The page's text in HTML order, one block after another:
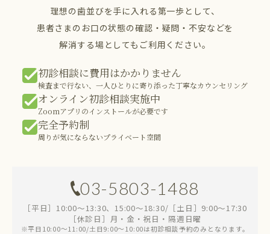
理想の歯並びを手に入れる第一歩として、
患者さまのお口の状態の確認・疑問・不安などを
解消する場としてもご利用ください。
初診相談に費用はかかりません
検査まで行ない、一人ひとりに寄り添った丁寧なカウンセリング
オンライン初診相談実施中
Zoomアプリのインストールが必要です
完全予約制
周りが気にならないプライベート空間
03-5803-1488
［平日］10:00～13:30、15:00～18:30/［土日］9:00～17:30
［休診日］月・金・祝日・隔週日曜
※平日10:00～11:00/土日9:00～10:00は初診相談予約のみとなります。